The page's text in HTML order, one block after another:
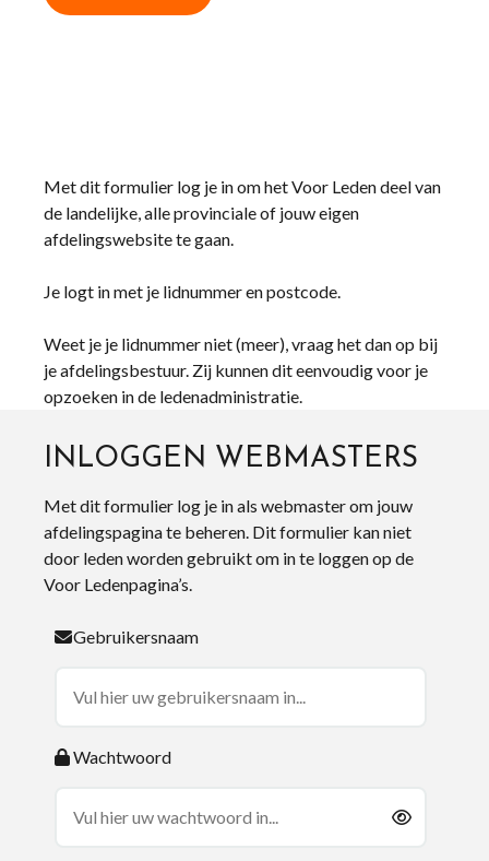
Met dit formulier log je in om het Voor Leden deel van
de landelijke, alle provinciale of jouw eigen
afdelingswebsite te gaan.
Je logt in met je lidnummer en postcode.
Weet je je lidnummer niet (meer), vraag het dan op bij
je afdelingsbestuur. Zij kunnen dit eenvoudig voor je
opzoeken in de ledenadministratie.
INLOGGEN WEBMASTERS
Met dit formulier log je in als webmaster om jouw
afdelingspagina te beheren. Dit formulier kan niet
door leden worden gebruikt om in te loggen op de
Voor Ledenpagina’s.
Gebruikersnaam
Wachtwoord